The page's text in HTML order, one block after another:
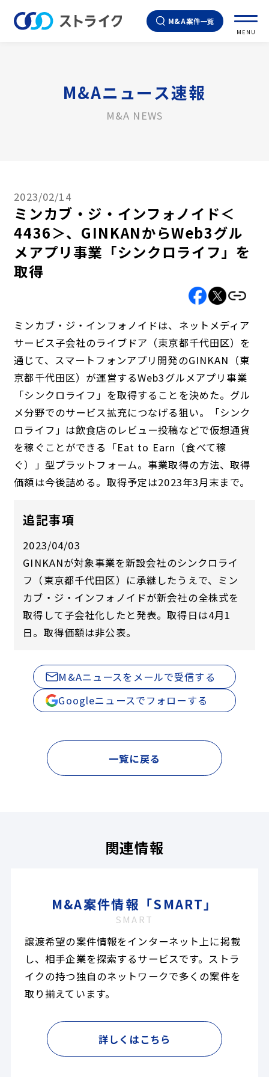
M&A案件一覧
MENU
M&Aニュース速報
M&A NEWS
2023/02/14
ミンカブ・ジ・インフォノイド＜
4436＞、GINKANからWeb3グル
メアプリ事業「シンクロライフ」を
取得
ミンカブ・ジ・インフォノイドは、ネットメディア
サービス子会社のライブドア（東京都千代田区）を
通じて、スマートフォンアプリ開発のGINKAN（東
京都千代田区）が運営するWeb3グルメアプリ事業
「シンクロライフ」を取得することを決めた。グル
メ分野でのサービス拡充につなげる狙い。「シンク
ロライフ」は飲食店のレビュー投稿などで仮想通貨
を稼ぐことができる「Eat to Earn（食べて稼
ぐ）」型プラットフォーム。事業取得の方法、取得
価額は今後詰める。取得予定は2023年3月末まで。
追記事項
2023/04/03
GINKANが対象事業を新設会社のシンクロライ
フ（東京都千代田区）に承継したうえで、ミン
カブ・ジ・インフォノイドが新会社の全株式を
取得して子会社化したと発表。取得日は4月1
日。取得価額は非公表。
M&Aニュースをメールで受信する
Googleニュースでフォローする
一覧に戻る
関連情報
M&A案件情報「SMART」
SMART
譲渡希望の案件情報をインターネット上に掲載
し、相手企業を探索するサービスです。ストラ
イクの持つ独自のネットワークで多くの案件を
取り揃えています。
詳しくはこちら